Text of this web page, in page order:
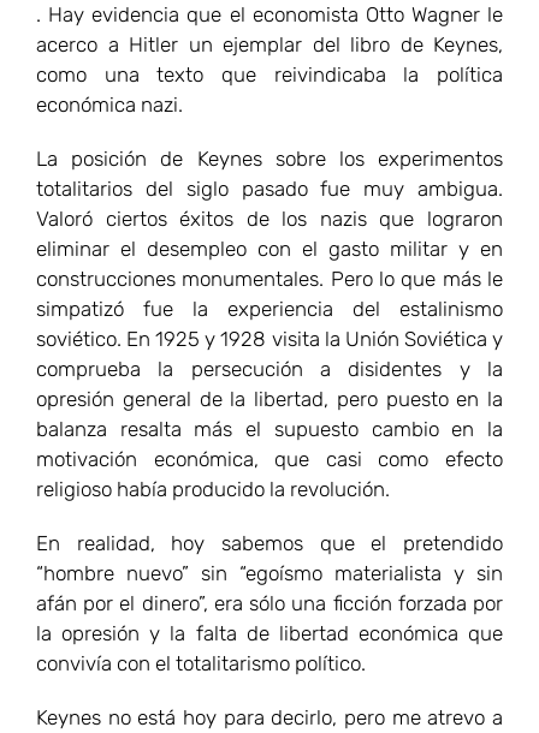
. Hay evidencia que el economista Otto Wagner le
acerco a Hitler un ejemplar del libro de Keynes,
como una texto que reivindicaba la política
económica nazi.
La posición de Keynes sobre los experimentos
totalitarios del siglo pasado fue muy ambigua.
Valoró ciertos éxitos de los nazis que lograron
eliminar el desempleo con el gasto militar y en
construcciones monumentales. Pero lo que más le
simpatizó fue la experiencia del estalinismo
soviético. En 1925 y 1928 visita la Unión Soviética y
comprueba la persecución a disidentes y la
opresión general de la libertad, pero puesto en la
balanza resalta más el supuesto cambio en la
motivación económica, que casi como efecto
religioso había producido la revolución.
En realidad, hoy sabemos que el pretendido
“hombre nuevo” sin “egoísmo materialista y sin
afán por el dinero”, era sólo una ficción forzada por
la opresión y la falta de libertad económica que
convivía con el totalitarismo político.
Keynes no está hoy para decirlo, pero me atrevo a